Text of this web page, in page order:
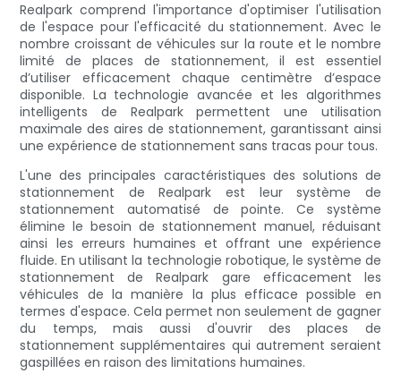
Realpark comprend l'importance d'optimiser l'utilisation
de l'espace pour l'efficacité du stationnement. Avec le
nombre croissant de véhicules sur la route et le nombre
limité de places de stationnement, il est essentiel
d’utiliser efficacement chaque centimètre d’espace
disponible. La technologie avancée et les algorithmes
intelligents de Realpark permettent une utilisation
maximale des aires de stationnement, garantissant ainsi
une expérience de stationnement sans tracas pour tous.
L'une des principales caractéristiques des solutions de
stationnement de Realpark est leur système de
stationnement automatisé de pointe. Ce système
élimine le besoin de stationnement manuel, réduisant
ainsi les erreurs humaines et offrant une expérience
fluide. En utilisant la technologie robotique, le système de
stationnement de Realpark gare efficacement les
véhicules de la manière la plus efficace possible en
termes d'espace. Cela permet non seulement de gagner
du temps, mais aussi d'ouvrir des places de
stationnement supplémentaires qui autrement seraient
gaspillées en raison des limitations humaines.